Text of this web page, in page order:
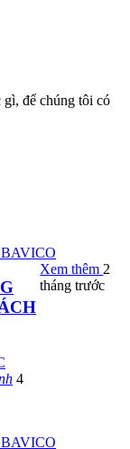
để chúng tôi có
4
Xem thêm 2
tháng trước